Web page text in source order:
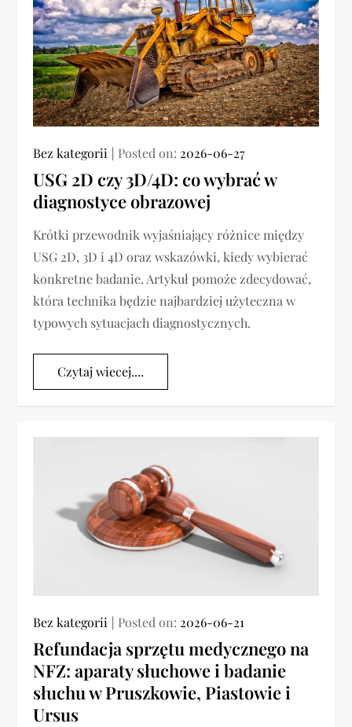
Bez kategorii Posted on: 2026-06-27
USG 2D czy 3D/4D: co wybrać w
diagnostyce obrazowej
Krótki przewodnik wyjaśniający różnice między
USG 2D, 3D i 4D oraz wskazówki, kiedy wybierać
konkretne badanie. Artykuł pomoże zdecydować,
która technika będzie najbardziej użyteczna w
typowych sytuacjach diagnostycznych.
Czytaj wiecej....
Bez kategorii Posted on: 2026-06-21
Refundacja sprzętu medycznego na
NFZ: aparaty słuchowe i badanie
słuchu w Pruszkowie, Piastowie i
Ursus